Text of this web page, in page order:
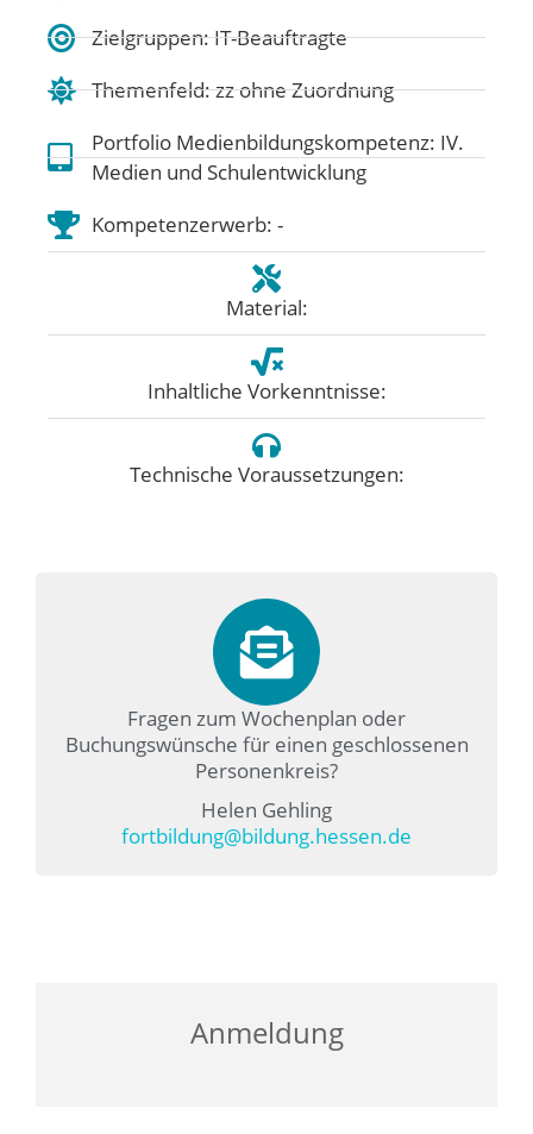
Zielgruppen: IT-Beauftragte
Themenfeld:zz ohne Zuordnung
Portfolio Medienbildungskompetenz: IV.
Medien und Schulentwicklung
Kompetenzerwerb: -
Material:
Inhaltliche Vorkenntnisse:
Technische Voraussetzungen:
Fragen zum Wochenplan oder
Buchungswünsche für einen geschlossenen
Personenkreis?
Helen Gehling
fortbildung@bildung.hessen.de
Anmeldung